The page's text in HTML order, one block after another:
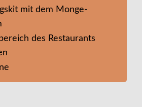
mit dem Monge-
des Restaurants